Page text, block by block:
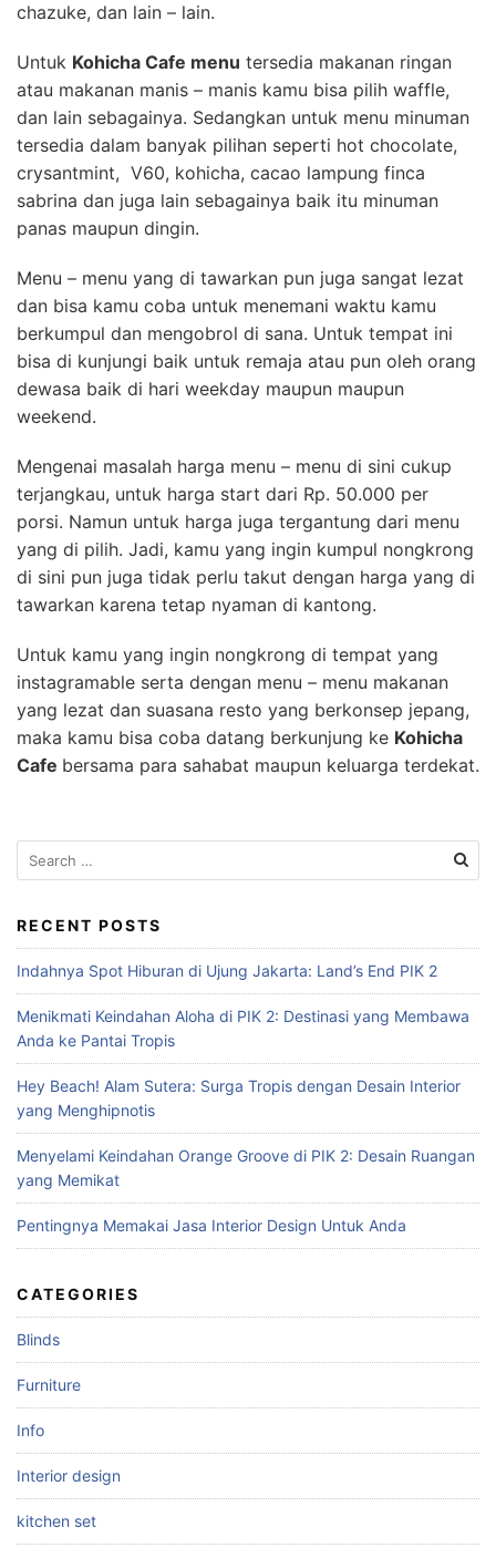
chazuke, dan lain – lain.
Untuk Kohicha Cafe menu tersedia makanan ringan
atau makanan manis – manis kamu bisa pilih waffle,
dan lain sebagainya. Sedangkan untuk menu minuman
tersedia dalam banyak pilihan seperti hot chocolate,
crysantmint, V60, kohicha, cacao lampung finca
sabrina dan juga lain sebagainya baik itu minuman
panas maupun dingin.
Menu – menu yang di tawarkan pun juga sangat lezat
dan bisa kamu coba untuk menemani waktu kamu
berkumpul dan mengobrol di sana. Untuk tempat ini
bisa di kunjungi baik untuk remaja atau pun oleh orang
dewasa baik di hari weekday maupun maupun
weekend.
Mengenai masalah harga menu – menu di sini cukup
terjangkau, untuk harga start dari Rp. 50.000 per
porsi. Namun untuk harga juga tergantung dari menu
yang di pilih. Jadi, kamu yang ingin kumpul nongkrong
di sini pun juga tidak perlu takut dengan harga yang di
tawarkan karena tetap nyaman di kantong.
Untuk kamu yang ingin nongkrong di tempat yang
instagramable serta dengan menu – menu makanan
yang lezat dan suasana resto yang berkonsep jepang,
maka kamu bisa coba datang berkunjung ke Kohicha
Cafe bersama para sahabat maupun keluarga terdekat.
e
r
c
h
f
o
r
RECENT POSTS
Indahnya Spot Hiburan di Ujung Jakarta: Land’s End PIK 2
Menikmati Keindahan Aloha di PIK 2: Destinasi yang Membawa
Anda ke Pantai Tropis
Hey Beach! Alam Sutera: Surga Tropis dengan Desain Interior
yang Menghipnotis
Menyelami Keindahan Orange Groove di PIK 2: Desain Ruangan
yang Memikat
Pentingnya Memakai Jasa Interior Design Untuk Anda
CATEGORIES
Blinds
Furniture
Info
Interior design
kitchen set